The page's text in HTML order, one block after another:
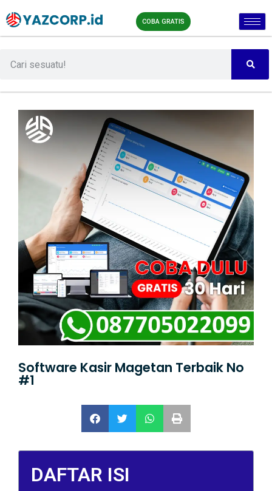
COBA GRATIS
Software Kasir Magetan Terbaik No
#1
DAFTAR ISI